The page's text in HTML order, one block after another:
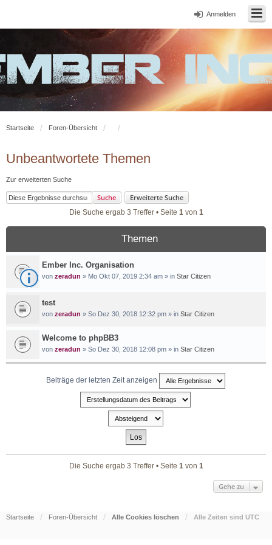
Anmelden
Startseite Foren-Übersicht
Unbeantwortete Themen
Zur erweiterten Suche
Suche Erweiterte Suche
Die Suche ergab 3 Treffer • Seite 1von 1
Themen
Ember Inc. Organisation
von zeradun » Mo Okt 07, 2019 2:34 am » in Star Citizen
test
von zeradun » So Dez 30, 2018 12:32 pm » in Star Citizen
Welcome to phpBB3
von zeradun » So Dez 30, 2018 12:08 pm » in Star Citizen
Beiträge der letzten Zeit anzeigen
Die Suche ergab 3 Treffer • Seite 1von 1
Gehe zu
Startseite Foren-Übersicht Alle Cookies löschen Alle Zeiten sind UTC